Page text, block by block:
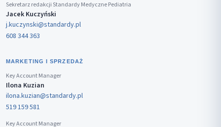
Sekretarz redakcji Standardy Medyczne Pediatria
Jacek Kuczyński
j.kuczynski@standardy.pl
608 344 363
MARKETING I SPRZEDAŻ
Key Account Manager
Ilona Kuzian
ilona.kuzian@standardy.pl
519 159 581
Key Account Manager